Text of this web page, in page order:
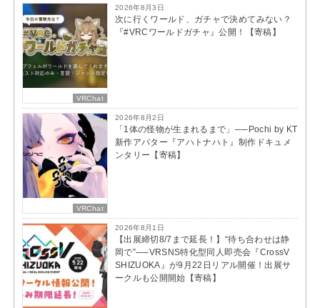
VRChat
2026年8月3日
次に行くワールド、ガチャで決めてみない？
『#VRCワールドガチャ』公開！【寄稿】
VRChat
2026年8月2日
「1体の怪物が生まれるまで」──Pochi by KT
新作アバター『アハトナハト』制作ドキュメ
ンタリー【寄稿】
2026年8月1日
【出展締切8/7まで延長！】“待ち合わせは静
岡で”──VRSNS特化型同人即売会『CrossV
SHIZUOKA』が9月22日リアル開催！出展サ
ークルも公開開始【寄稿】